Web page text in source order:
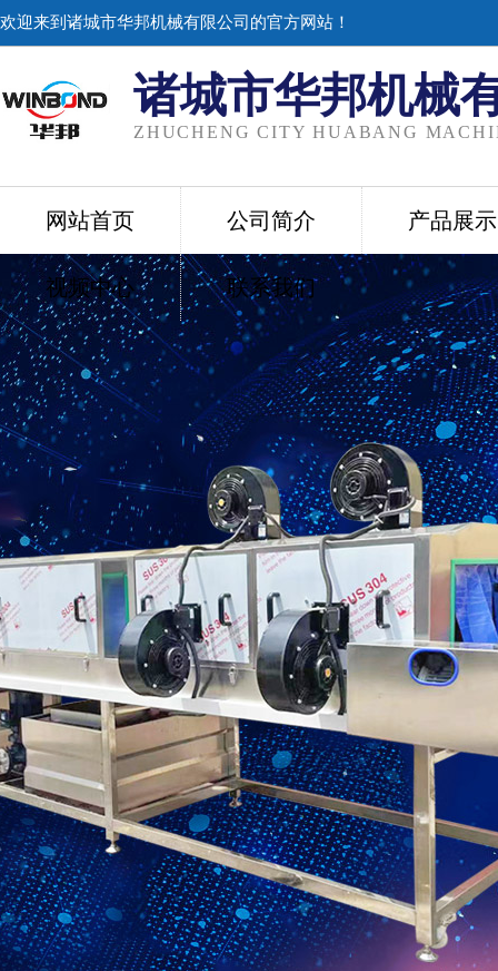
欢迎来到诸城市华邦机械有限公司的官方网站！
诸城市华邦机械
ZHUCHENG CITY HUABANG
网站首页 公司简介 产品展示
视频中心 联系我们